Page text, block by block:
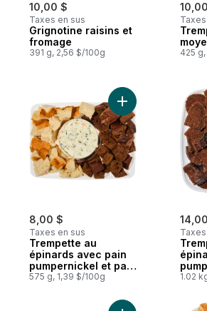
10,00 $
Taxes en sus
Grignotine raisins et
fromage
391 g, 2,56 $/100g 425
8,00 $
Taxes en sus
Trempette au
épinards avec pain
pumpernickel et pain
au levain
575 g, 1,39 $/100g
Ajouter
1.02